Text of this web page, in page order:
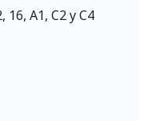
16, A1, C2 y C4